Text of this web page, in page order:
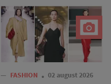
— FASHION 02 august 2026